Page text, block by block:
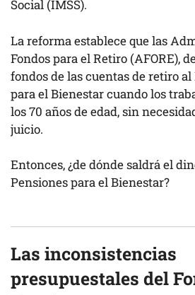
Social (IMSS).
La reforma establece que las
Fondos para el Retiro (AFORE),
fondos de las cuentas de retiro
para el Bienestar cuando los
los 70 años de edad, sin
juicio.
Entonces, ¿de dónde saldrá el
Pensiones para el Bienestar?
Las inconsistencias
presupuestales del